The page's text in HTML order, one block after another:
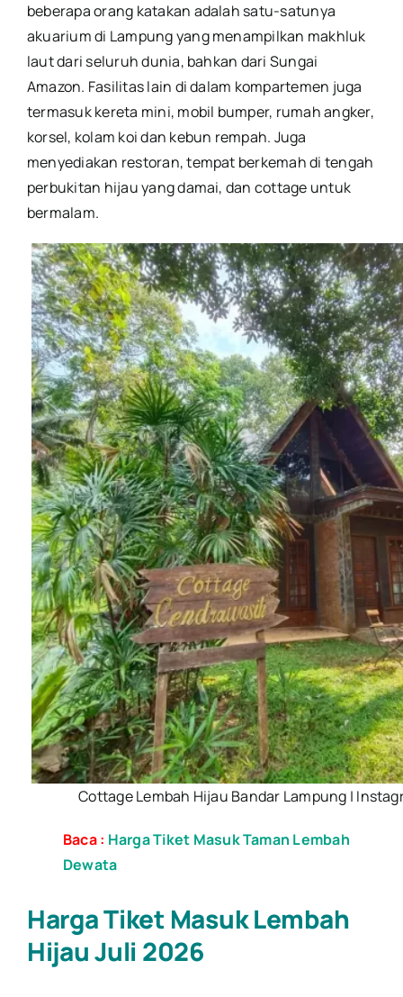
beberapa orang katakan adalah satu-satunya
akuarium di Lampung yang menampilkan makhluk
laut dari seluruh dunia, bahkan dari Sungai
Amazon. Fasilitas lain di dalam kompartemen juga
termasuk kereta mini, mobil bumper, rumah angker,
korsel, kolam koi dan kebun rempah. Juga
menyediakan restoran, tempat berkemah di tengah
perbukitan hijau yang damai, dan cottage untuk
bermalam.
Cottage Lembah Hijau Bandar Lampung |
Baca : Harga Tiket Masuk Taman Lembah
Dewata
Harga Tiket Masuk Lembah
Hijau Juli 2026